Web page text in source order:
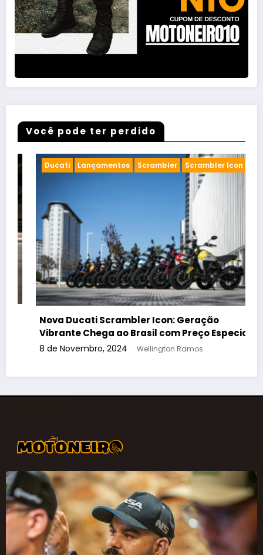
Você pode ter perdido
Cafe racer Chopper
Concurso de Motos
Encontro de Motos Customizadas em Limeira:
Saiba Tudo Sobre o Evento que Movimentará a
Cena Motociclística!
30 de Setembro, 2024 Wellington Ramos